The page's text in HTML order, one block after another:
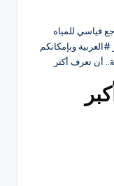
قياسي للمياه
#العربية وبإمكانكم
أن تعرف أكثر